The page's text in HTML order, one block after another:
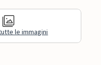
le immagini